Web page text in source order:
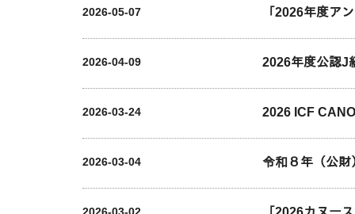
2026-05-07 「2026年度ア
2026-04-09 2026年度公認J
2026-03-24 2026 ICF
2026-03-04 令和８年（公